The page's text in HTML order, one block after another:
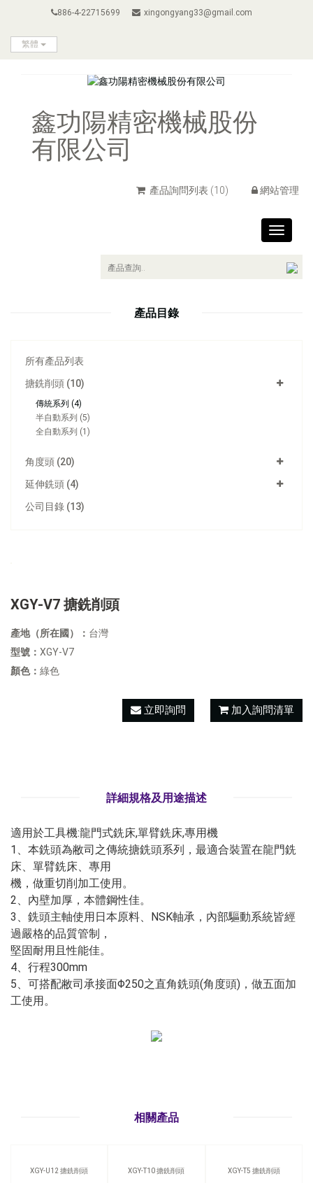
886-4-22715699 xingongyang33@gmail.com
繁體
鑫功陽精密機械股份
有限公司
產品詢問列表 (10) 網站管理
Toggle
產品目錄
所有產品列表
搪銑削頭 (10)
傳統系列 (4)
半自動系列 (5)
全自動系列 (1)
角度頭 (20)
延伸銑頭 (4)
公司目錄 (13)
XGY-V7 搪銑削頭
產地（所在國）： 台灣
型號： XGY-V7
顏色： 綠色
立即詢問 加入詢問清單
詳細規格及用途描述
適用於工具機:龍門式銑床,單臂銑床,專用機
1、本銑頭為敝司之傳統搪銑頭系列，最適合裝置在龍門銑
床、單臂銑床、專用
機，做重切削加工使用。
2、內壁加厚，本體鋼性佳。
3、銑頭主軸使用日本原料、NSK軸承，內部驅動系統皆經
過嚴格的品質管制，
堅固耐用且性能佳。
4、行程300mm
5、可搭配敝司承接面Φ250之直角銑頭(角度頭)，做五面加
工使用。
相關產品
XGY-U12 搪銑削頭 XGY-T10 搪銑削頭 XGY-T5 搪銑削頭